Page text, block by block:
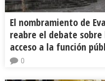
El nombramiento de
reabre el debate
acceso a la función
0